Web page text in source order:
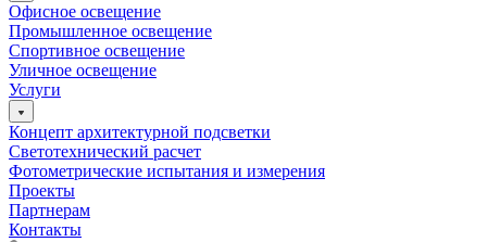
Офисное освещение
Промышленное освещение
Спортивное освещение
Уличное освещение
Услуги
Концепт архитектурной подсветки
Светотехнический расчет
Фотометрические испытания и измерения
Проекты
Партнерам
Контакты